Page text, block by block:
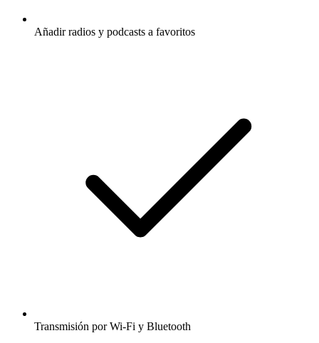
Añadir radios y podcasts a favoritos
Transmisión por Wi-Fi y Bluetooth